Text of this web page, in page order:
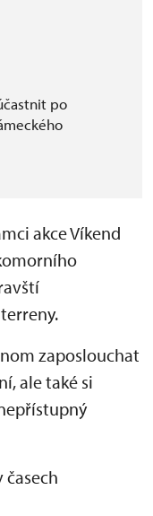
po
akce Víkend
zaposlouchat
ale také si